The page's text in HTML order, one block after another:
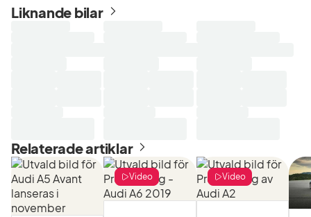
Liknande bilar
Relaterade artiklar
Video Video